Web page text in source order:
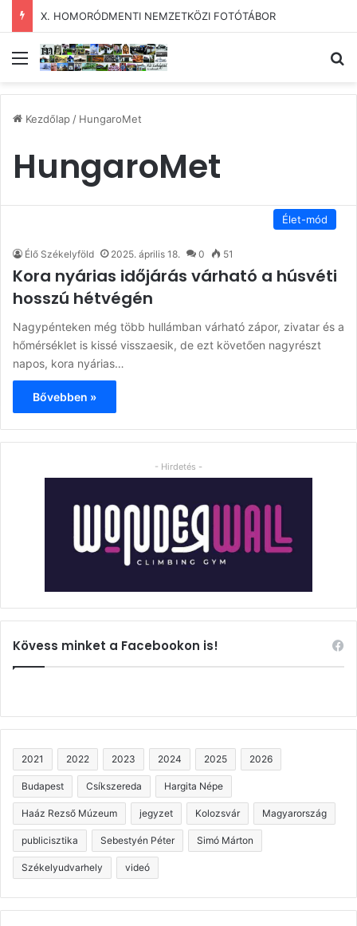
X. HOMORÓDMENTI NEMZETKÖZI FOTÓTÁBOR
Menü
Kezdőlap/ HungaroMet
HungaroMet
Élet-mód
Élő Székelyföld 2025. április 18. 0 51
Kora nyárias időjárás várható a húsvéti
hosszú hétvégén
Nagypénteken még több hullámban várható zápor, zivatar és a
hőmérséklet is kissé visszaesik, de ezt követően nagyrészt
napos, kora nyárias…
Bővebben »
- Hirdetés -
Kövess minket a Facebookon is!
2021 2022 2023 2024 2025 2026
Budapest Csíkszereda Hargita Népe
Haáz Rezső Múzeum jegyzet Kolozsvár Magyarország
publicisztika Sebestyén Péter Simó Márton
Székelyudvarhely videó